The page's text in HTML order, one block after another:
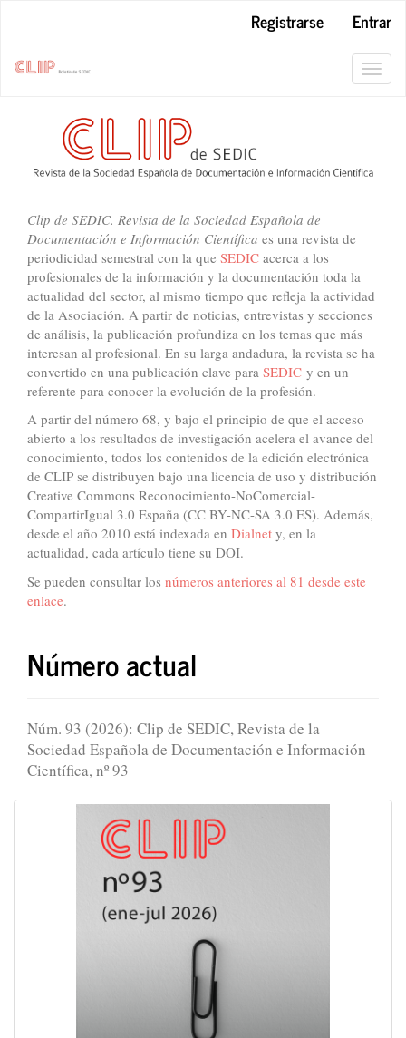
principal
Registrarse
Entrar
Clip de SEDIC. Revista de la Sociedad Española de
Documentación e Información Científica es una revista de
periodicidad semestral con la que SEDIC acerca a los
profesionales de la información y la documentación toda la
actualidad del sector, al mismo tiempo que refleja la actividad
de la Asociación. A partir de noticias, entrevistas y secciones
de análisis, la publicación profundiza en los temas que más
interesan al profesional. En su larga andadura, la revista se ha
convertido en una publicación clave para SEDIC y en un
referente para conocer la evolución de la profesión.
A partir del número 68, y bajo el principio de que el acceso
abierto a los resultados de investigación acelera el avance del
conocimiento, todos los contenidos de la edición electrónica
de CLIP se distribuyen bajo una licencia de uso y distribución
Creative Commons Reconocimiento-NoComercial-
CompartirIgual 3.0 España (CC BY-NC-SA 3.0 ES). Además,
desde el año 2010 está indexada en Dialnet y, en la
actualidad, cada artículo tiene su DOI.
Se pueden consultar los números anteriores al 81 desde este
enlace.
Número actual
Núm. 93 (2026): Clip de SEDIC, Revista de la
Sociedad Española de Documentación e Información
Científica, nº 93